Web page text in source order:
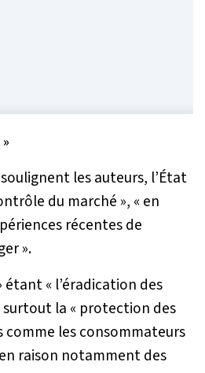
les auteurs, l’État
du marché », « en
récentes de
».
étant « l’éradication des
surtout la « protection des
comme les consommateurs
raison notamment des